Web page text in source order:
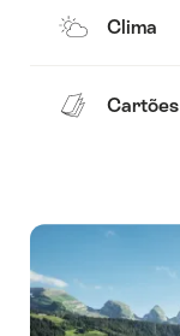
Clima
Cartões